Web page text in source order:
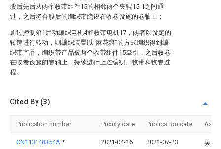
股后先后从两个收带组件15的相邻两个夹辊15-1之间通
过，之后将合股后的编织带绕设在收卷设施的卷轴上；
通过控制箱1启动编织电机4和收带电机17，两者以设定的
转速进行转动，则编织装置以“麻花辫”的方式编织得到编
织带产品，编织带产品被两个收带组件15牵引，之后收卷
在收卷设施的卷轴上，持续进行上述编织、收带和收卷过
程。
Cited By (3)
Publication number Priority date Publication date
CN113148354A * 2021-04-16 2021-07-23 吴显